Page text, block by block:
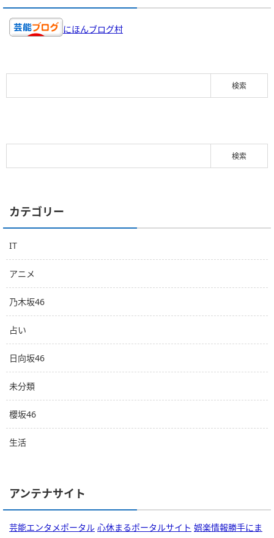
にほんブログ村
カテゴリー
IT
アニメ
乃木坂46
占い
日向坂46
未分類
櫻坂46
生活
アンテナサイト
芸能エンタメポータル 心休まるポータルサイト 娯楽情報勝手にま